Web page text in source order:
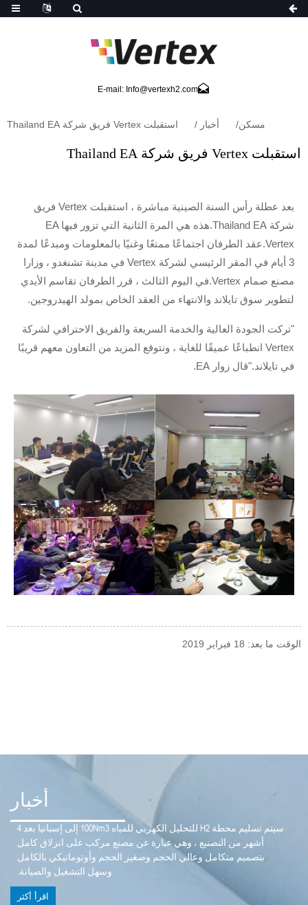
E-mail: Info@vertexh2.com
مسكن أخبار استقبلت Vertex فريق شركة Thailand EA
استقبلت Vertex فريق شركة Thailand EA
بعد عطلة رأس السنة الصينية مباشرة ، استقبلت Vertex فريق
شركة Thailand EA.هذه هي المرة الثانية التي تزور فيها EA
Vertex.عقد الطرفان اجتماعًا ممتعًا وغنيًا بالمعلومات ومبدعًا لمدة
3 أيام في المقر الرئيسي لشركة Vertex في مدينة تشنغدو ، وزارا
مصنع صمام Vertex.في اليوم الثالث ، قرر الطرفان تقاسم الأيدي
لتطوير سوق تايلاند والانتهاء من العقد الخاص بمولد الهيدروجين.
"تركت الجودة العالية والخدمة السريعة والفريق الاحترافي لشركة
Vertex انطباعًا عميقًا للغاية ، ونتوقع المزيد من التعاون معهم قريبًا
في تايلاند."قال زوار EA.
الوقت ما بعد: 18 فبراير 2019
أخبار
سيتم تسليم محطة H2 للتحليل الكهربي للمياه 100Nm3 إلى إسبانيا بعد 4
أشهر من التصنيع ، وهي عبارة عن مصنع مركب على انزلاق كامل
بتصميم متكامل وعالي الحجم وصغير الحجم وأوتوماتيكي بالكامل
وسهل التشغيل والصيانة.
اقرأ أكثر